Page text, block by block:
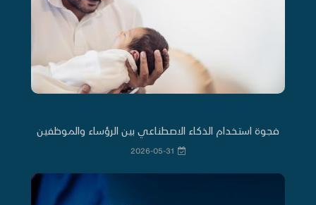
فجوة استخدام الذكاء الاصطناعي بين الرؤساء والموظفين
2026-05-31